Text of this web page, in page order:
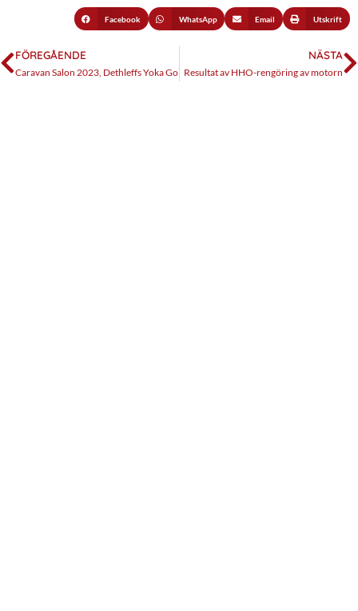
Facebook WhatsApp Email Utskrift
FÖREGÅENDE
Caravan Salon 2023, Dethleffs Yoka Go
NÄSTA
Resultat av HHO-rengöring av motorn